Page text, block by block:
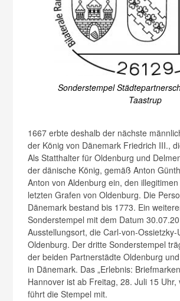
Sonderstempel
Taastrup
1667 erbte deshalb der nächste
der König von Dänemark Friedrich III.,
Als Statthalter für Oldenburg und
der dänische König, gemäß Anton
Anton von Aldenburg ein, den
letzten Grafen von Oldenburg. Die
Dänemark bestand bis 1773. Ein
Sonderstempel mit dem Datum
Ausstellungsort, die Carl-von-Ossietzky-
Oldenburg. Der dritte Sonderstempel
der beiden Partnerstädte Oldenburg
in Dänemark. Das „Erlebnis:
Hannover ist ab Freitag, 28. Juli 15 Uhr,
führt die Stempel mit.